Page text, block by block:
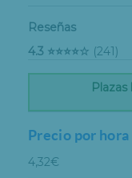
Reseñas
4.3 ⭐⭐⭐⭐☆ (241)
Precio por hora
4,32€